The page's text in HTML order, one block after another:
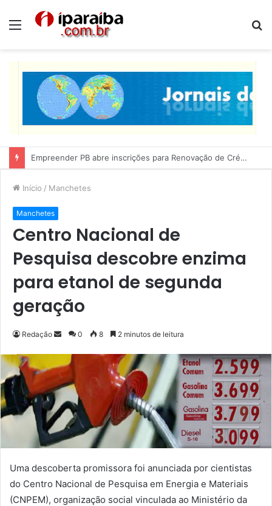
Menu
Lucas Ribeiro inspeciona obras da última etapa do Centro de Convenções
Início / Manchetes
Manchetes
Centro Nacional de
Pesquisa descobre enzima
para etanol de segunda
geração
Redação
n
u
m
e
-
m
a
0 8 2 minutos de leitura
Uma descoberta promissora foi anunciada por cientistas
do Centro Nacional de Pesquisa em Energia e Materiais
(CNPEM), organização social vinculada ao Ministério da